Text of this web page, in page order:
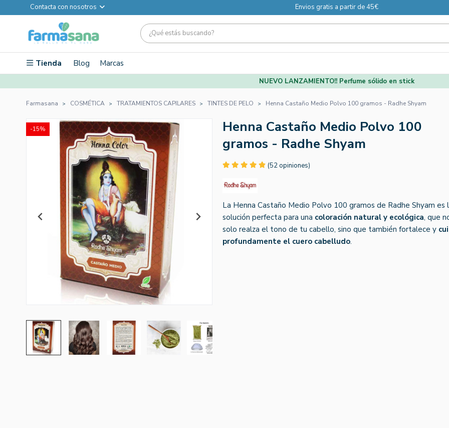
Contacta con nosotros Envios gratis a partir de 45€
Tienda Blog Marcas
NUEVO LANZAMIENTO!! Perfume sólido en stick
Farmasana COSMÉTICA TRATAMIENTOS CAPILARES TINTES DE PELO Henna Castaño Medio Polvo 100 gramos - Radhe Shyam
-15%
Henna Castaño Medio Polvo 100
gramos - Radhe Shyam
(52 opiniones)
La Henna Castaño Medio Polvo 100 gramos de Radhe Shyam es
solución perfecta para una coloración natural y ecológica, que
solo realza el tono de tu cabello, sino que también fortalece y
profundamente el cuero cabelludo.